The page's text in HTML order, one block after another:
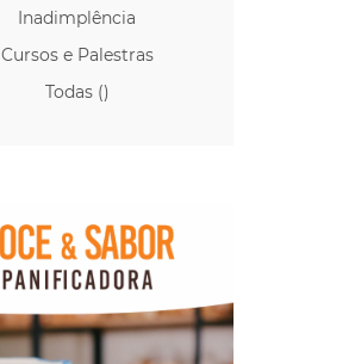
Inadimplência
Cursos e Palestras
Todas ()